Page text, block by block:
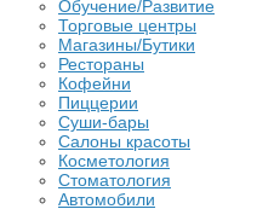
Обучение/Развитие
Торговые центры
Магазины/Бутики
Рестораны
Кофейни
Пиццерии
Суши-бары
Салоны красоты
Косметология
Стоматология
Автомобили